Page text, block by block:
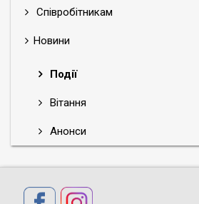
Співробітникам
Новини
Події
Вітання
Анонси